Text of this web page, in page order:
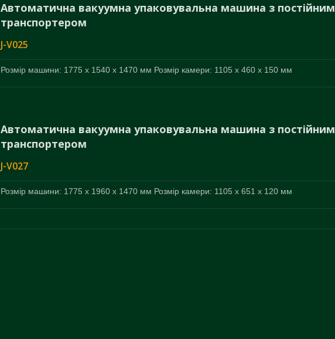
Автоматична вакуумна упаковувальна машина з постійним
транспортером
J-V025
Розмір машини: 1775 x 1540 x 1470 мм Розмір камери: 1105 x 460 x 150 мм
Автоматична вакуумна упаковувальна машина з постійним
транспортером
J-V027
Розмір машини: 1775 x 1960 x 1470 мм Розмір камери: 1105 x 651 x 120 мм